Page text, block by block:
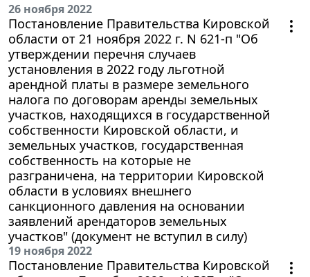
26 ноября 2022
Постановление Правительства Кировской
области от 21 ноября 2022 г. N 621-п "Об
утверждении перечня случаев
установления в 2022 году льготной
арендной платы в размере земельного
налога по договорам аренды земельных
участков, находящихся в государственной
собственности Кировской области, и
земельных участков, государственная
собственность на которые не
разграничена, на территории Кировской
области в условиях внешнего
санкционного давления на основании
заявлений арендаторов земельных
участков" (документ не вступил в силу)
19 ноября 2022
Постановление Правительства Кировской